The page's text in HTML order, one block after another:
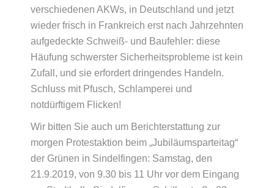
verschiedenen AKWs, in Deutschland und jetzt
wieder frisch in Frankreich erst nach Jahrzehnten
aufgedeckte Schweiß- und Baufehler: diese
Häufung schwerster Sicherheitsprobleme ist kein
Zufall, und sie erfordert dringendes Handeln.
Schluss mit Pfusch, Schlamperei und
notdürftigem Flicken!
Wir bitten Sie auch um Berichterstattung zur
morgen Protestaktion beim „Jubiläumsparteitag“
der Grünen in Sindelfingen: Samstag, den
21.9.2019, von 9.30 bis 11 Uhr vor dem Eingang